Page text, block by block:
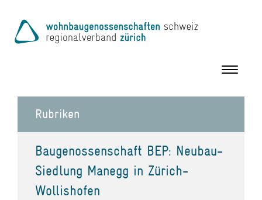
Toggle
Rubriken
Baugenossenschaft BEP: Neubau-
Siedlung Manegg in Zürich-
Wollishofen